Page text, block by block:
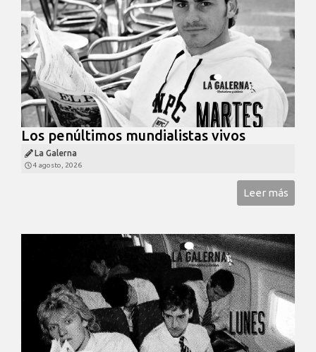
Los penúltimos mundialistas vivos
La Galerna
4 agosto, 2026
Leer más